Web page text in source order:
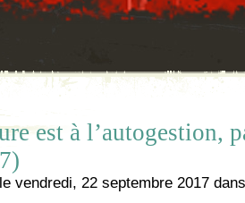
est à l’autogestion,
vendredi, 22 septembre 2017